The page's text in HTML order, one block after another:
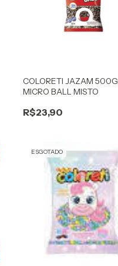
COLORETI JAZAM 500G
MICRO BALL MISTO
R$23,90
ESGOTADO